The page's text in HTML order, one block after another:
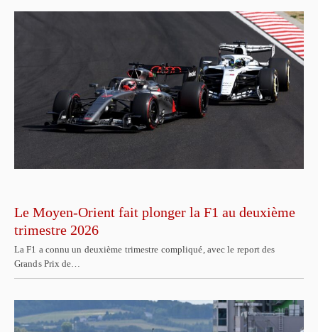
Le Moyen-Orient fait plonger la F1 au deuxième
trimestre 2026
La F1 a connu un deuxième trimestre compliqué, avec le report des
Grands Prix de…